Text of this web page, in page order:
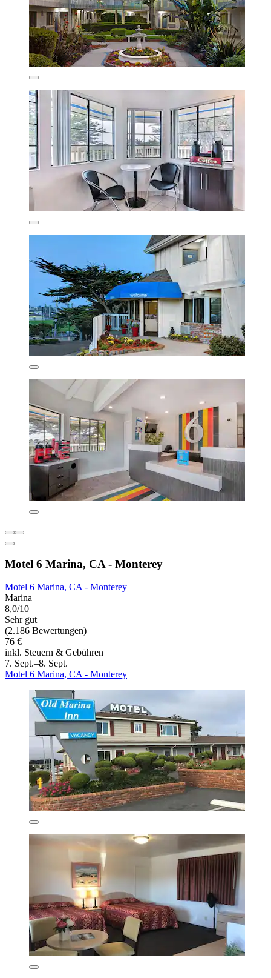
Motel 6 Marina, CA - Monterey
Motel 6 Marina, CA - Monterey
Marina
8,0/10
Sehr gut
(2.186 Bewertungen)
76 €
inkl. Steuern & Gebühren
7. Sept.–8. Sept.
Motel 6 Marina, CA - Monterey